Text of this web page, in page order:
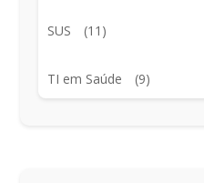
SUS (11)
TI em Saúde (9)